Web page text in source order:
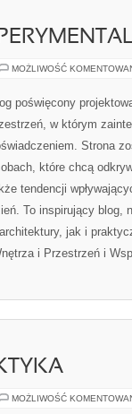
MOŻLIWOŚĆ
poświęcony
w którym
Strona
które chcą
tendencji
To inspirujący blog,
jak i
i Przestrzeń i
MOŻLIWOŚĆ